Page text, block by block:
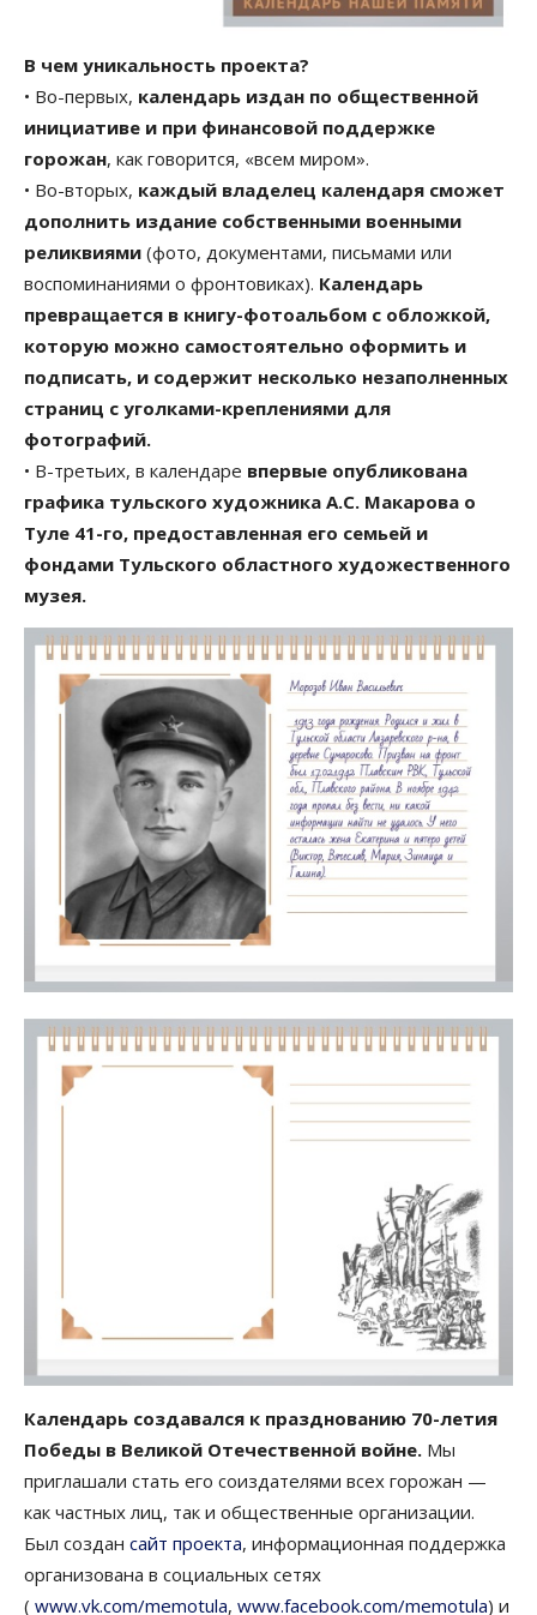
В чем уникальность проекта?
• Во-первых, календарь издан по общественной
инициативе и при финансовой поддержке
горожан, как говорится, «всем миром».
• Во-вторых, каждый владелец календаря сможет
дополнить издание собственными военными
реликвиями (фото, документами, письмами или
воспоминаниями о фронтовиках). Календарь
превращается в книгу-фотоальбом с обложкой,
которую можно самостоятельно оформить и
подписать, и содержит несколько незаполненных
страниц с уголками-креплениями для
фотографий.
• В-третьих, в календаре впервые опубликована
графика тульского художника А.С. Макарова о
Туле 41-го, предоставленная его семьей и
фондами Тульского областного художественного
музея.
Календарь создавался к празднованию 70-летия
Победы в Великой Отечественной войне. Мы
приглашали стать его соиздателями всех горожан —
как частных лиц, так и общественные организации.
Был создан сайт проекта, информационная поддержка
организована в социальных сетях
( www.vk.com/memotula, www.facebook.com/memotula) и